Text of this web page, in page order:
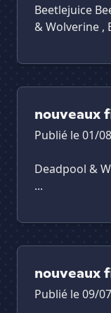
Beetlejuice
& Wolverine ,
nouveaux
Publié le 01/
Deadpool &
...
nouveaux
Publié le 09/